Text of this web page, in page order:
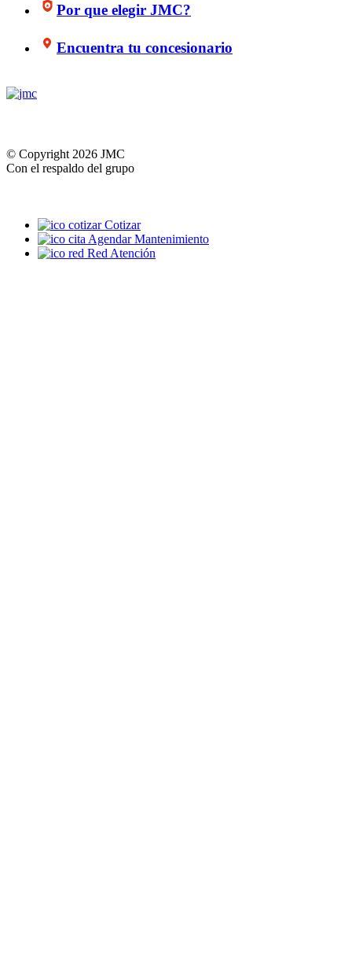
Por que elegir JMC?
Encuentra tu concesionario
© Copyright 2026 JMC
Con el respaldo del grupo
Cotizar
Agendar Mantenimiento
Red Atención